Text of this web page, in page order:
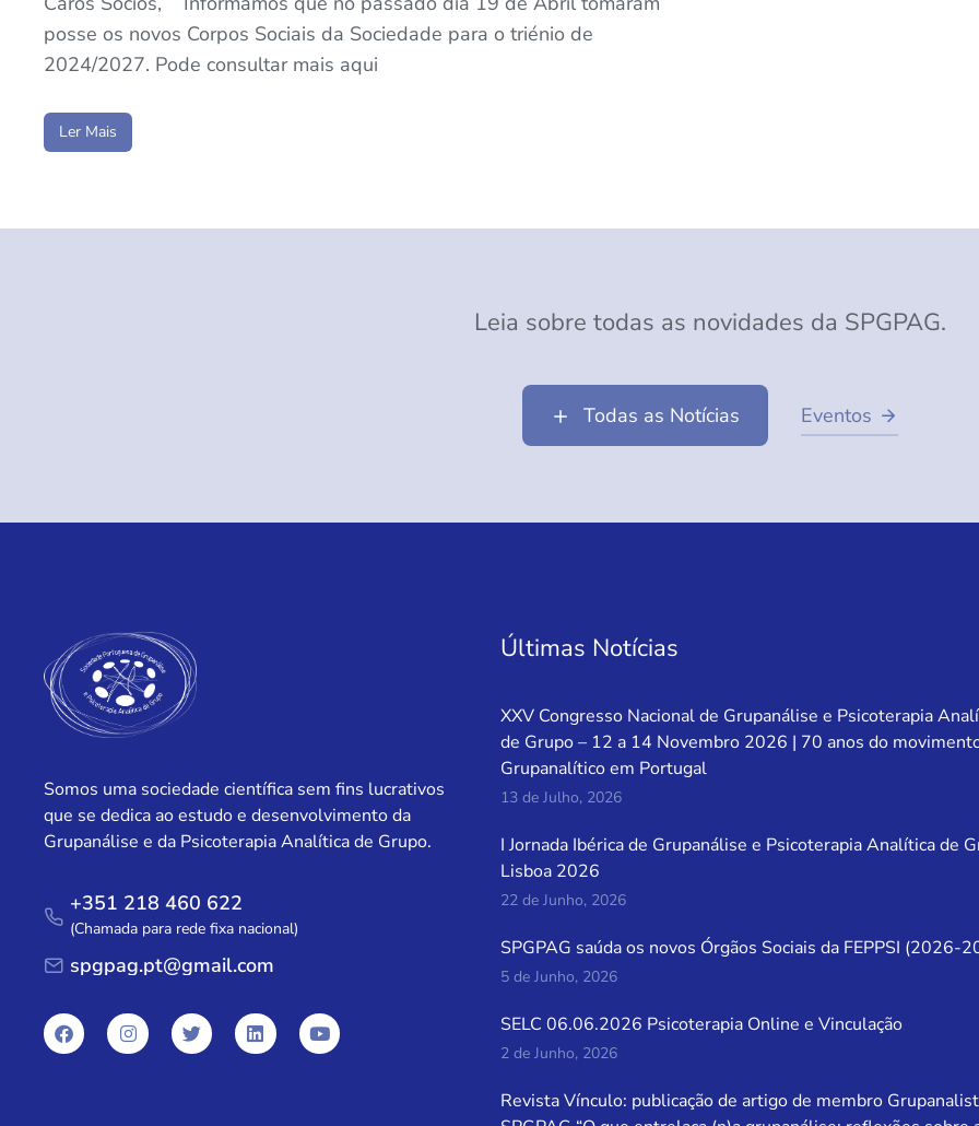
posse os novos Corpos Sociais da Sociedade para o triénio de
2024/2027. Pode consultar mais aqui
Ler Mais
Leia sobre todas as novidades da SPGPAG.
Todas as Notícias Eventos
Somos uma sociedade científica sem fins lucrativos
que se dedica ao estudo e desenvolvimento da
Grupanálise e da Psicoterapia Analítica de Grupo.
+351 218 460 622
(Chamada para rede fixa nacional)
spgpag.pt@gmail.com
Últimas Notícias
XXV Congresso Nacional de Grupanálise e Psicoterapia
de Grupo – 12 a 14 Novembro 2026 | 70 anos do
Grupanalítico em Portugal
13 de Julho, 2026
I Jornada Ibérica de Grupanálise e Psicoterapia Analítica de
Lisboa 2026
22 de Junho, 2026
SPGPAG saúda os novos Órgãos Sociais da FEPPSI (2026-
5 de Junho, 2026
SELC 06.06.2026 Psicoterapia Online e Vinculação
2 de Junho, 2026
Revista Vínculo: publicação de artigo de membro